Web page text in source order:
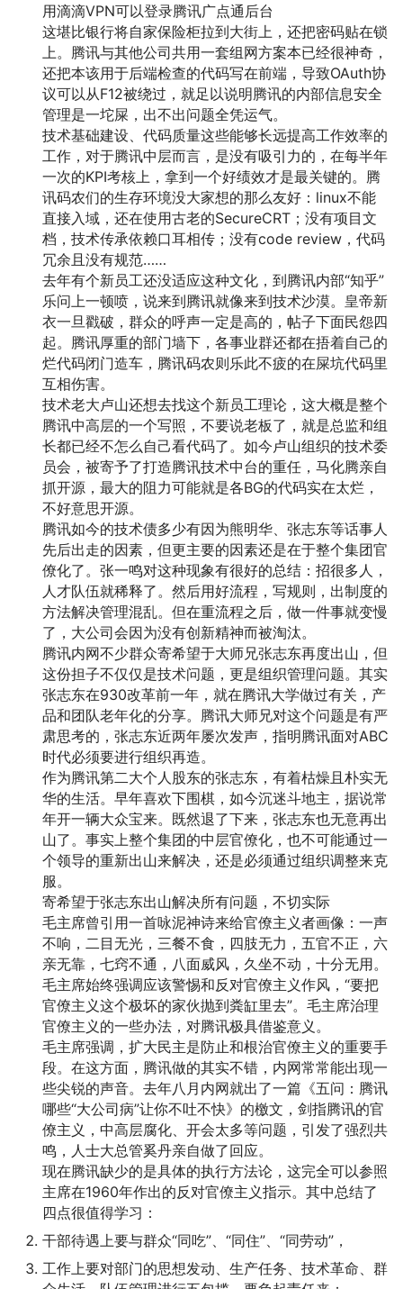
用滴滴VPN可以登录腾讯广点通后台
这堪比银行将自家保险柜拉到大街上，还把密码贴在锁
上。腾讯与其他公司共用一套组网方案本已经很神奇，
还把本该用于后端检查的代码写在前端，导致OAuth协
议可以从F12被绕过，就足以说明腾讯的内部信息安全
管理是一坨屎，出不出问题全凭运气。
技术基础建设、代码质量这些能够长远提高工作效率的
工作，对于腾讯中层而言，是没有吸引力的，在每半年
一次的KPI考核上，拿到一个好绩效才是最关键的。腾
讯码农们的生存环境没大家想的那么友好：linux不能
直接入域，还在使用古老的SecureCRT；没有项目文
档，技术传承依赖口耳相传；没有code review，代码
冗余且没有规范……
去年有个新员工还没适应这种文化，到腾讯内部“知乎”
乐问上一顿喷，说来到腾讯就像来到技术沙漠。皇帝新
衣一旦戳破，群众的呼声一定是高的，帖子下面民怨四
起。腾讯厚重的部门墙下，各事业群还都在捂着自己的
烂代码闭门造车，腾讯码农则乐此不疲的在屎坑代码里
互相伤害。
技术老大卢山还想去找这个新员工理论，这大概是整个
腾讯中高层的一个写照，不要说老板了，就是总监和组
长都已经不怎么自己看代码了。如今卢山组织的技术委
员会，被寄予了打造腾讯技术中台的重任，马化腾亲自
抓开源，最大的阻力可能就是各BG的代码实在太烂，
不好意思开源。
腾讯如今的技术债多少有因为熊明华、张志东等话事人
先后出走的因素，但更主要的因素还是在于整个集团官
僚化了。张一鸣对这种现象有很好的总结：招很多人，
人才队伍就稀释了。然后用好流程，写规则，出制度的
方法解决管理混乱。但在重流程之后，做一件事就变慢
了，大公司会因为没有创新精神而被淘汰。
腾讯内网不少群众寄希望于大师兄张志东再度出山，但
这份担子不仅仅是技术问题，更是组织管理问题。其实
张志东在930改革前一年，就在腾讯大学做过有关，产
品和团队老年化的分享。腾讯大师兄对这个问题是有严
肃思考的，张志东近两年屡次发声，指明腾讯面对ABC
时代必须要进行组织再造。
作为腾讯第二大个人股东的张志东，有着枯燥且朴实无
华的生活。早年喜欢下围棋，如今沉迷斗地主，据说常
年开一辆大众宝来。既然退了下来，张志东也无意再出
山了。事实上整个集团的中层官僚化，也不可能通过一
个领导的重新出山来解决，还是必须通过组织调整来克
服。
寄希望于张志东出山解决所有问题，不切实际
毛主席曾引用一首咏泥神诗来给官僚主义者画像：一声
不响，二目无光，三餐不食，四肢无力，五官不正，六
亲无靠，七窍不通，八面威风，久坐不动，十分无用。
毛主席始终强调应该警惕和反对官僚主义作风，“要把
官僚主义这个极坏的家伙抛到粪缸里去”。毛主席治理
官僚主义的一些办法，对腾讯极具借鉴意义。
毛主席强调，扩大民主是防止和根治官僚主义的重要手
段。在这方面，腾讯做的其实不错，内网常常能出现一
些尖锐的声音。去年八月内网就出了一篇《五问：腾讯
哪些“大公司病”让你不吐不快》的檄文，剑指腾讯的官
僚主义，中高层腐化、开会太多等问题，引发了强烈共
鸣，人士大总管奚丹亲自做了回应。
现在腾讯缺少的是具体的执行方法论，这完全可以参照
主席在1960年作出的反对官僚主义指示。其中总结了
四点很值得学习：
干部待遇上要与群众“同吃”、“同住”、“同劳动”，
工作上要对部门的思想发动、生产任务、技术革命、群